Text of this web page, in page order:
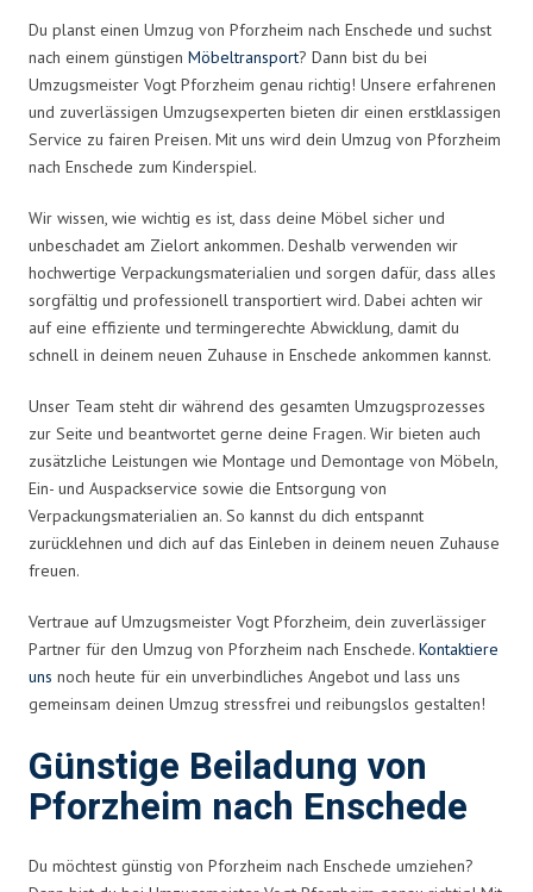
Du planst einen Umzug von Pforzheim nach Enschede und suchst
nach einem günstigen Möbeltransport? Dann bist du bei
Umzugsmeister Vogt Pforzheim genau richtig! Unsere erfahrenen
und zuverlässigen Umzugsexperten bieten dir einen erstklassigen
Service zu fairen Preisen. Mit uns wird dein Umzug von Pforzheim
nach Enschede zum Kinderspiel.
Wir wissen, wie wichtig es ist, dass deine Möbel sicher und
unbeschadet am Zielort ankommen. Deshalb verwenden wir
hochwertige Verpackungsmaterialien und sorgen dafür, dass alles
sorgfältig und professionell transportiert wird. Dabei achten wir
auf eine effiziente und termingerechte Abwicklung, damit du
schnell in deinem neuen Zuhause in Enschede ankommen kannst.
Unser Team steht dir während des gesamten Umzugsprozesses
zur Seite und beantwortet gerne deine Fragen. Wir bieten auch
zusätzliche Leistungen wie Montage und Demontage von Möbeln,
Ein- und Auspackservice sowie die Entsorgung von
Verpackungsmaterialien an. So kannst du dich entspannt
zurücklehnen und dich auf das Einleben in deinem neuen Zuhause
freuen.
Vertraue auf Umzugsmeister Vogt Pforzheim, dein zuverlässiger
Partner für den Umzug von Pforzheim nach Enschede. Kontaktiere
uns noch heute für ein unverbindliches Angebot und lass uns
gemeinsam deinen Umzug stressfrei und reibungslos gestalten!
Günstige Beiladung von
Pforzheim nach Enschede
Du möchtest günstig von Pforzheim nach Enschede umziehen?